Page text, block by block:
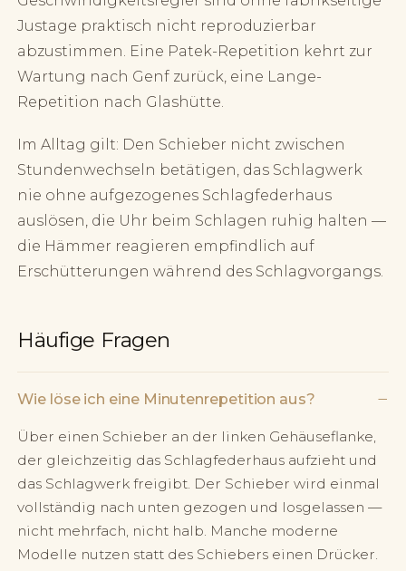
Justage praktisch nicht reproduzierbar
abzustimmen. Eine Patek-Repetition kehrt zur
Wartung nach Genf zurück, eine Lange-
Repetition nach Glashütte.
Im Alltag gilt: Den Schieber nicht zwischen
Stundenwechseln betätigen, das Schlagwerk
nie ohne aufgezogenes Schlagfederhaus
auslösen, die Uhr beim Schlagen ruhig halten —
die Hämmer reagieren empfindlich auf
Erschütterungen während des Schlagvorgangs.
Häufige Fragen
Wie löse ich eine Minutenrepetition aus? −
Über einen Schieber an der linken Gehäuseflanke,
der gleichzeitig das Schlagfederhaus aufzieht und
das Schlagwerk freigibt. Der Schieber wird einmal
vollständig nach unten gezogen und losgelassen —
nicht mehrfach, nicht halb. Manche moderne
Modelle nutzen statt des Schiebers einen Drücker.